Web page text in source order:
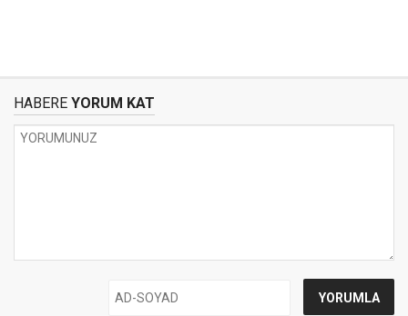
HABERE YORUM KAT